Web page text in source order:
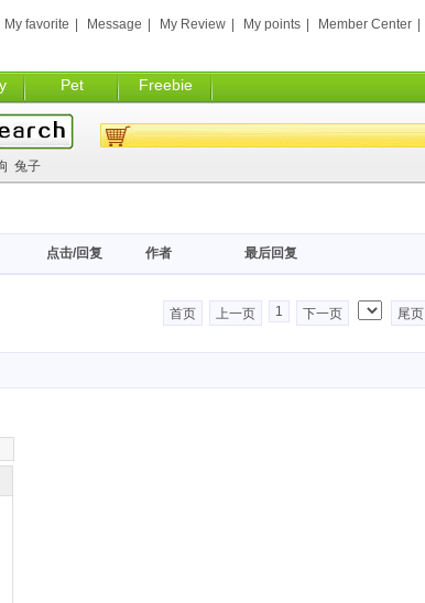
Pet Freebie
My favorite Message My Review My points Member Center
兔子
最后回复
作者
点击/回复
首页 上一页 1 下一页 尾页